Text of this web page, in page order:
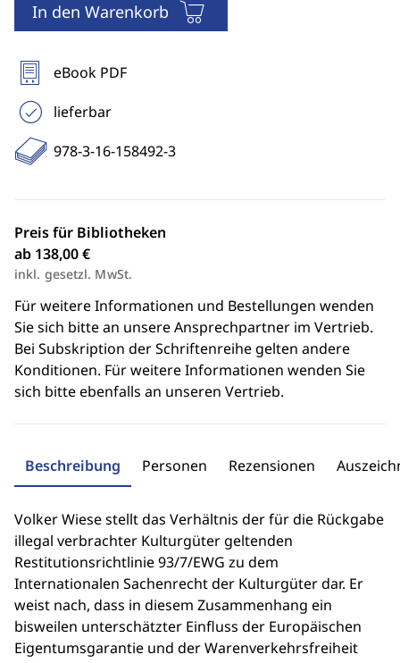
In den Warenkorb
eBook PDF
lieferbar
978-3-16-158492-3
Preis für Bibliotheken
ab 138,00 €
inkl. gesetzl. MwSt.
Für weitere Informationen und Bestellungen wenden
Sie sich bitte an unsere Ansprechpartner im Vertrieb.
Bei Subskription der Schriftenreihe gelten andere
Konditionen. Für weitere Informationen wenden Sie
sich bitte ebenfalls an unseren Vertrieb.
Beschreibung Personen Rezensionen
Volker Wiese stellt das Verhältnis der für die Rückgabe
illegal verbrachter Kulturgüter geltenden
Restitutionsrichtlinie 93/7/EWG zu dem
Internationalen Sachenrecht der Kulturgüter dar. Er
weist nach, dass in diesem Zusammenhang ein
bisweilen unterschätzter Einfluss der Europäischen
Eigentumsgarantie und der Warenverkehrsfreiheit